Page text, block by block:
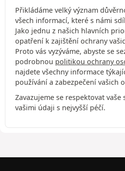
Přikládáme velký význam
všech informací, které s námi
Jako jednu z našich hlavních
opatření k zajištění ochrany
Proto vás vyzýváme, abyste se
podrobnou politikou ochrany
najdete všechny informace
používání a zabezpečení vašich
Zavazujeme se respektovat
vašimi údaji s nejvyšší péčí.